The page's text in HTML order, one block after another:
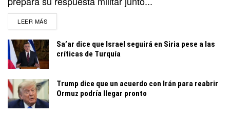
LEER MÁSDETAILS
Sa’ar dice que Israel seguirá en Siria pese a las
críticas de Turquía
Trump dice que un acuerdo con Irán para reabrir
Ormuz podría llegar pronto